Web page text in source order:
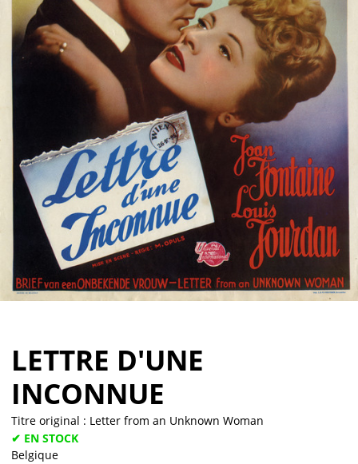
Vendre
LETTRE D'UNE
INCONNUE
Titre original : Letter from an Unknown Woman
✔ EN STOCK
Belgique